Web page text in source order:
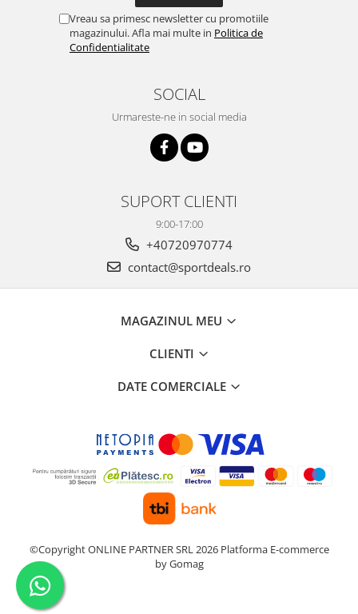
Vreau sa primesc newsletter cu promotiile
magazinului. Afla mai multe in Politica de
Confidentialitate
SOCIAL
Urmareste-ne in social media
SUPORT CLIENTI
9:00-17:00
+40720970774
contact@sportdeals.ro
MAGAZINUL MEU
CLIENTI
DATE COMERCIALE
©Copyright ONLINE PARTNER SRL 2026 Platforma E-commerce
by Gomag